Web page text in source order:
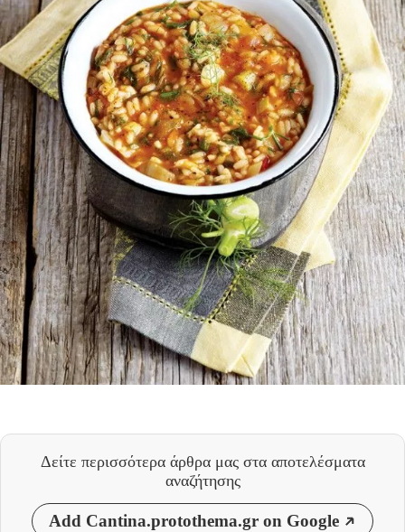
Δείτε περισσότερα άρθρα μας στα αποτελέσματα
αναζήτησης
Add Cantina.protothema.gr on Google